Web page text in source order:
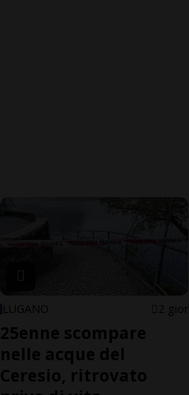
LUGANO 2 gior
25enne scompare
nelle acque del
Ceresio, ritrovato